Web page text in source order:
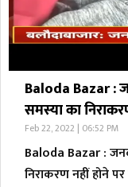
Baloda Bazar :
समस्या का
Feb 22, 2022 | 06:52 PM
Baloda Bazar :
निराकरण नहीं होने